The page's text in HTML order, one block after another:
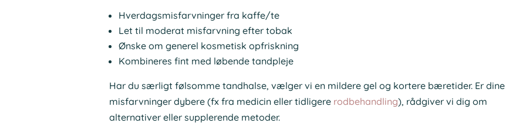
Hverdagsmisfarvninger fra kaffe/te
Let til moderat misfarvning efter tobak
Ønske om generel kosmetisk opfriskning
Kombineres fint med løbende tandpleje
Har du særligt følsomme tandhalse, vælger vi en mildere gel og kortere bæretider. Er dine
misfarvninger dybere (fx fra medicin eller tidligere rodbehandling), rådgiver vi dig om
alternativer eller supplerende metoder.